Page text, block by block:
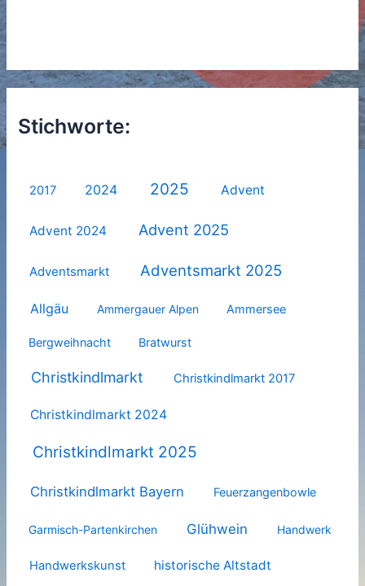
Stichworte:
2017 2024 2025 Advent
Advent 2024 Advent 2025
Adventsmarkt Adventsmarkt 2025
Allgäu Ammergauer Alpen Ammersee
Bergweihnacht Bratwurst
Christkindlmarkt Christkindlmarkt 2017
Christkindlmarkt 2024
Christkindlmarkt 2025
Christkindlmarkt Bayern Feuerzangenbowle
Garmisch-Partenkirchen Glühwein Handwerk
Handwerkskunst historische Altstadt